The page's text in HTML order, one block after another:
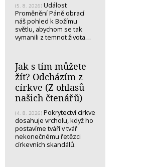
(5. 8. 2026) Událost
Proměnění Páně obrací
náš pohled k Božímu
světlu, abychom se tak
vymanili z temnot života…
Jak s tím můžete
žít? Odcházím z
církve (Z ohlasů
našich čtenářů)
(4. 8. 2026) Pokrytectví církve
dosahuje vrcholu, když ho
postavíme tváří v tvář
nekonečnému řetězci
církevních skandálů.